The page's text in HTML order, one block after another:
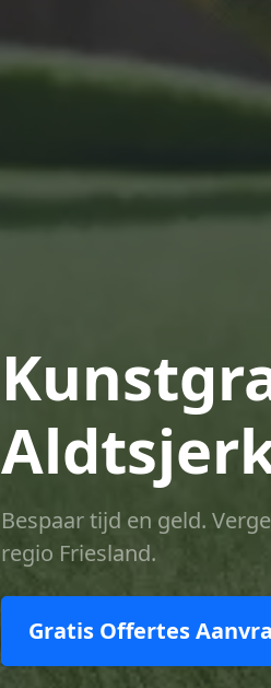
Bespaar tijd en geld.
regio Friesland.
Gratis Offertes